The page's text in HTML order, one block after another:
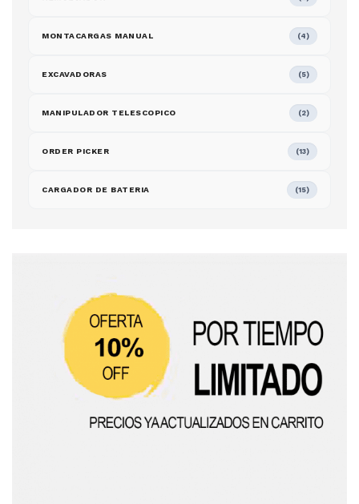
MONTACARGAS MANUAL (4)
EXCAVADORAS (5)
MANIPULADOR TELESCOPICO (2)
ORDER PICKER (13)
CARGADOR DE BATERIA (15)